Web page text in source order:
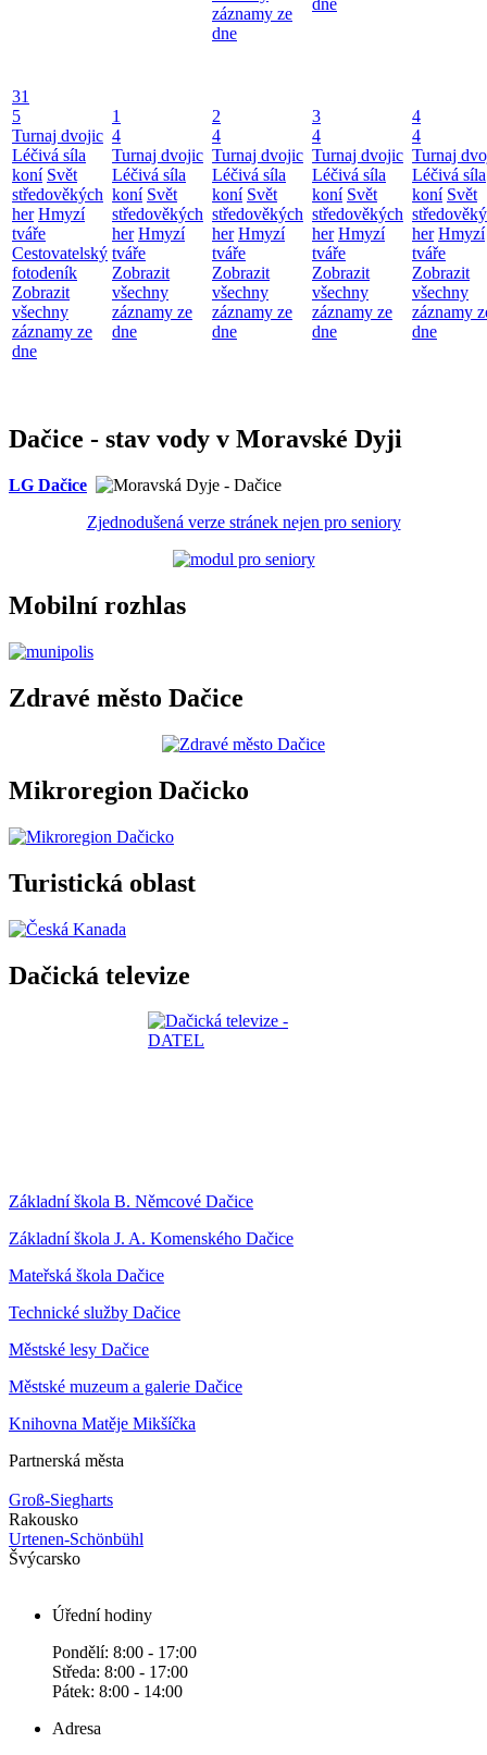
záznamy ze
dne
31
5
Turnaj dvojic
Léčivá síla
koní Svět
středověkých
her Hmyzí
tváře
Cestovatelský
fotodeník
Zobrazit
všechny
záznamy ze
dne
1
4
Turnaj dvojic
Léčivá síla
koní Svět
středověkých
her Hmyzí
tváře
Zobrazit
všechny
záznamy ze
dne
2
4
Turnaj dvojic
Léčivá síla
koní Svět
středověkých
her Hmyzí
tváře
Zobrazit
všechny
záznamy ze
dne
3
4
Turnaj dvojic
Léčivá síla
koní Svět
středověkých
her Hmyzí
tváře
Zobrazit
všechny
záznamy ze
dne
4
4
Turnaj
Léčivá síla
koní Svět
her Hmyzí
tváře
Zobrazit
všechny
záznamy
dne
Dačice - stav vody v Moravské Dyji
LG Dačice
Zjednodušená verze stránek nejen pro seniory
Mobilní rozhlas
Zdravé město Dačice
Mikroregion Dačicko
Turistická oblast
Dačická televize
Základní škola B. Němcové Dačice
Základní škola J. A. Komenského Dačice
Mateřská škola Dačice
Technické služby Dačice
Městské lesy Dačice
Městské muzeum a galerie Dačice
Knihovna Matěje Mikšíčka
Partnerská města
Groß-Siegharts
Rakousko
Urtenen-Schönbühl
Švýcarsko
Úřední hodiny
Pondělí: 8:00 - 17:00
Středa: 8:00 - 17:00
Pátek: 8:00 - 14:00
Adresa